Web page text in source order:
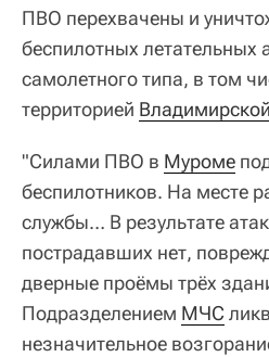
ПВО перехвачены и
беспилотных летательных
самолетного типа, в том
территорией
"Силами ПВО в Муроме
беспилотников. На месте
службы… В результате
пострадавших нет,
дверные проёмы трёх
Подразделением МЧС
незначительное